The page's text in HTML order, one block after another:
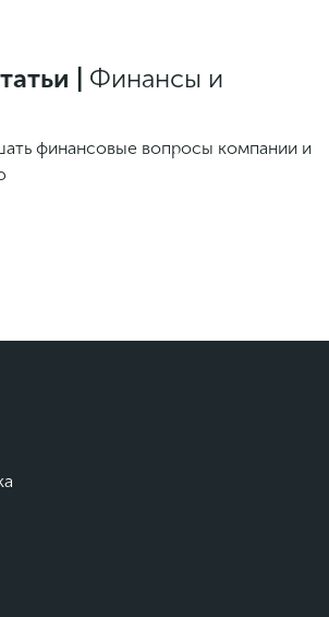
и сервисы
| Финансы и
финансовые вопросы компании и